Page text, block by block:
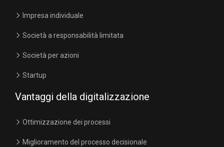
Impresa individuale
Società a responsabilità limitata
Società per azioni
Startup
Vantaggi della digitalizzazione
Ottimizzazione dei processi
Miglioramento del processo decisionale